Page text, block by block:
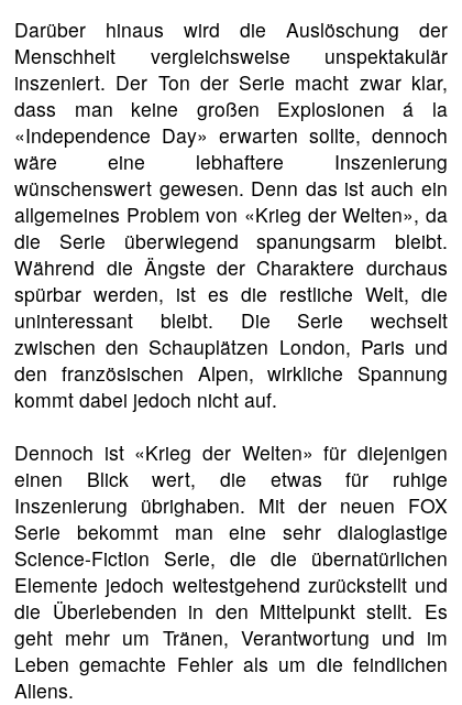
Darüber hinaus wird die Auslöschung der
Menschheit vergleichsweise unspektakulär
inszeniert. Der Ton der Serie macht zwar klar,
dass man keine großen Explosionen á la
«Independence Day» erwarten sollte, dennoch
wäre eine lebhaftere Inszenierung
wünschenswert gewesen. Denn das ist auch ein
allgemeines Problem von «Krieg der Welten», da
die Serie überwiegend spanungsarm bleibt.
Während die Ängste der Charaktere durchaus
spürbar werden, ist es die restliche Welt, die
uninteressant bleibt. Die Serie wechselt
zwischen den Schauplätzen London, Paris und
den französischen Alpen, wirkliche Spannung
kommt dabei jedoch nicht auf.
Dennoch ist «Krieg der Welten» für diejenigen
einen Blick wert, die etwas für ruhige
Inszenierung übrighaben. Mit der neuen FOX
Serie bekommt man eine sehr dialoglastige
Science-Fiction Serie, die die übernatürlichen
Elemente jedoch weitestgehend zurückstellt und
die Überlebenden in den Mittelpunkt stellt. Es
geht mehr um Tränen, Verantwortung und im
Leben gemachte Fehler als um die feindlichen
Aliens.